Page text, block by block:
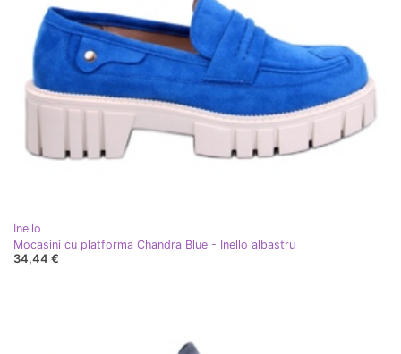
Inello
Mocasini cu platforma Chandra Blue - Inello albastru
34,44 €